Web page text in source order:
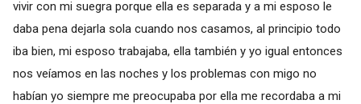
vivir con mi suegra porque ella es separada y a mi esposo le
daba pena dejarla sola cuando nos casamos, al principio todo
iba bien, mi esposo trabajaba, ella también y yo igual entonces
nos veíamos en las noches y los problemas con migo no
habían yo siempre me preocupaba por ella me recordaba a mi